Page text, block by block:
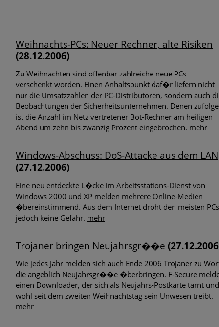
Weihnachts-PCs: Neuer Rechner, alte Risiken
(28.12.2006)
Zu Weihnachten sind offenbar zahlreiche neue PCs
verschenkt worden. Einen Anhaltspunkt daf�r liefern nicht
nur die Umsatzzahlen der PC-Distributoren, sondern auch
Beobachtungen der Sicherheitsunternehmen. Denen zufolge
ist die Anzahl im Netz vertretener Bot-Rechner am heiligen
Abend um zehn bis zwanzig Prozent eingebrochen. mehr
Windows-Abschuss: DoS-Attacke aus dem LAN
(27.12.2006)
Eine neu entdeckte L�cke im Arbeitsstations-Dienst von
Windows 2000 und XP melden mehrere Online-Medien
�bereinstimmend. Aus dem Internet droht den meisten PCs
jedoch keine Gefahr. mehr
Trojaner bringen Neujahrsgr��e
Wie jedes Jahr melden sich auch Ende 2006 Trojaner zu
die angeblich Neujahrsgr��e �berbringen. F-Secure
einen Downloader, der sich als Neujahrs-Postkarte tarnt und
wohl seit dem zweiten Weihnachtstag sein Unwesen treibt.
mehr